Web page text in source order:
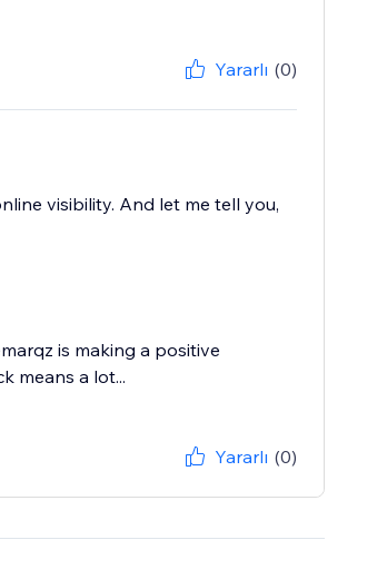
Yararlı (0)
visibility. And let me tell you,
is making a positive
means a lot...
Yararlı (0)